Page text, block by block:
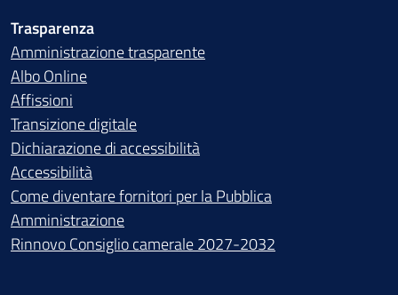
Trasparenza
Amministrazione trasparente
Albo Online
Affissioni
Transizione digitale
Dichiarazione di accessibilità
Accessibilità
Come diventare fornitori per la Pubblica
Amministrazione
Rinnovo Consiglio camerale 2027-2032